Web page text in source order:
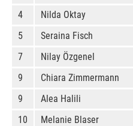
4
Nilda Oktay
5
Seraina Fisch
7
Nilay Özgenel
9
Chiara Zimmermann
9
Alea Halili
10
Melanie Blaser